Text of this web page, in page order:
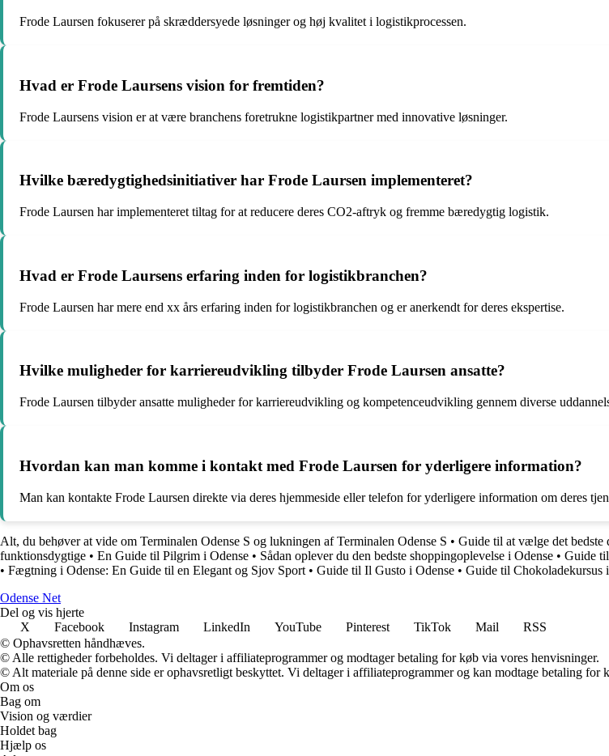
Frode Laursen fokuserer på skræddersyede løsninger og høj kvalitet i logistikprocessen.
Hvad er Frode Laursens vision for fremtiden?
Frode Laursens vision er at være branchens foretrukne logistikpartner med innovative løsninger.
Hvilke bæredygtighedsinitiativer har Frode Laursen implementeret?
Frode Laursen har implementeret tiltag for at reducere deres CO2-aftryk og fremme bæredygtig logistik.
Hvad er Frode Laursens erfaring inden for logistikbranchen?
Frode Laursen har mere end xx års erfaring inden for logistikbranchen og er anerkendt for deres ekspertise.
Hvilke muligheder for karriereudvikling tilbyder Frode Laursen ansatte?
Frode Laursen tilbyder ansatte muligheder for karriereudvikling og kompetenceudvikling gennem diverse
Hvordan kan man komme i kontakt med Frode Laursen for yderligere information?
Man kan kontakte Frode Laursen direkte via deres hjemmeside eller telefon for yderligere information om deres
Alt, du behøver at vide om Terminalen Odense S og lukningen af Terminalen Odense S • Guide til at vælge det bedste
funktionsdygtige • En Guide til Pilgrim i Odense • Sådan oplever du den bedste shoppingoplevelse i Odense • Guide til
• Fægtning i Odense: En Guide til en Elegant og Sjov Sport • Guide til Il Gusto i Odense • Guide til Chokoladekursus
Odense Net
Del og vis hjerte
X
Facebook Instagram LinkedIn YouTube Pinterest TikTok Mail
RSS
© Ophavsretten håndhæves.
© Alle rettigheder forbeholdes. Vi deltager i affiliateprogrammer og modtager betaling for køb via vores henvisninger.
© Alt materiale på denne side er ophavsretligt beskyttet. Vi deltager i affiliateprogrammer og kan modtage betaling
Om os
Bag om
Vision og værdier
Holdet bag
Hjælp os